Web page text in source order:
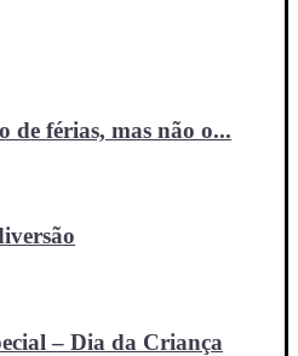
de férias, mas não o...
– Dia da Criança